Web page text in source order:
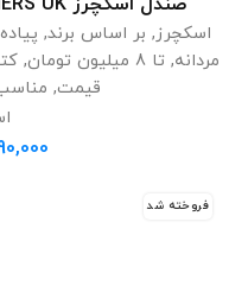
اسکچرز, بر اساس برند,
مردانه, تا 8 میلیون تومان ,
قیمت,
فروخته شد